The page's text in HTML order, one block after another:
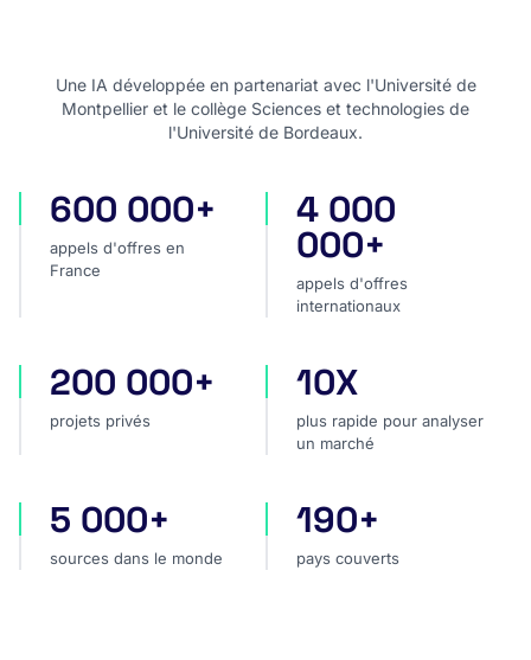
Une IA développée en partenariat avec l'Université de
Montpellier et le collège Sciences et technologies de
l'Université de Bordeaux.
appels d'offres en France
600 000+
appels d'offres en
France
appels d'offres
4 000
000+
appels d'offres
internationaux
projets privés
200 000+
projets privés
plus rapide pour analyser
10X
plus rapide pour analyser
un marché
sources dans le monde
5 000+
sources dans le monde
pays couverts
190+
pays couverts